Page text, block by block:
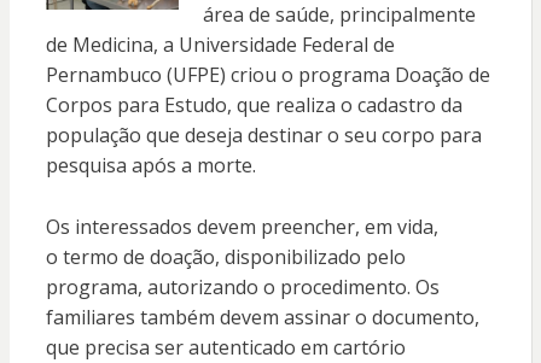
área de saúde, principalmente
de Medicina, a Universidade Federal de
Pernambuco (UFPE) criou o programa Doação de
Corpos para Estudo, que realiza o cadastro da
população que deseja destinar o seu corpo para
pesquisa após a morte.
Os interessados devem preencher, em vida,
o termo de doação, disponibilizado pelo
programa, autorizando o procedimento. Os
familiares também devem assinar o documento,
que precisa ser autenticado em cartório